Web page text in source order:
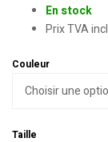
En stock
Prix TVA
Couleur
Taille